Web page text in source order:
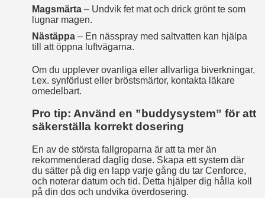
Magsmärta– Undvik fet mat och drick grönt te som
lugnar magen.
Nästäppa– En nässpray med saltvatten kan hjälpa
till att öppna luftvägarna.
Om du upplever ovanliga eller allvarliga biverkningar,
t.ex. synförlust eller bröstsmärtor, kontakta läkare
omedelbart.
Pro tip: Använd en ”buddysystem” för att
säkerställa korrekt dosering
En av de största fallgroparna är att ta mer än
rekommenderad daglig dose. Skapa ett system där
du sätter på dig en lapp varje gång du tar Cenforce,
och noterar datum och tid. Detta hjälper dig hålla koll
på din dos och undvika överdosering.